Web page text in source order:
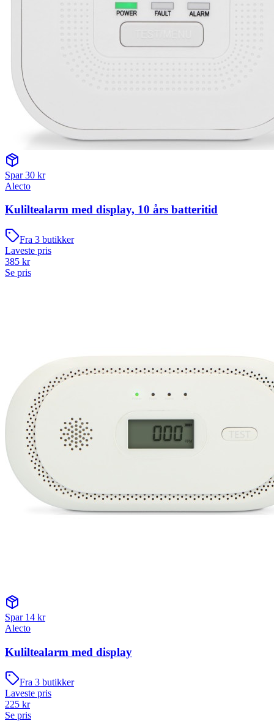
Spar30 kr
Alecto
Kuliltealarm med display, 10 års batteritid
Fra 3 butikker
Laveste pris
385 kr
Se pris
Spar 14 kr
Alecto
Kuliltealarm med display
Fra 3 butikker
Laveste pris
225 kr
Se pris